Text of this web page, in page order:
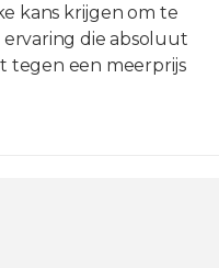
kans krijgen om te
die absoluut
tegen een meerprijs